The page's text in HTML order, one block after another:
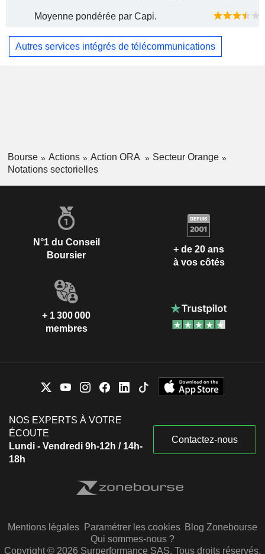
Moyenne pondérée par Capi.
Autres services intégrés de télécommunications
Bourse Actions Action ORA
Secteur Orange
Notations sectorielles
N°1 du Conseil
Boursier
+ de 20 ans
à vos côtés
+ 1 300 000
membres
NOS EXPERTS À VOTRE
ÉCOUTE
Lundi - Vendredi 9h-12h / 14h-
18h
Contactez-nous
Mentions légales Paramétrer les cookies Blog Zonebourse
Qui sommes-nous ?
Copyright © 2026 Surperformance SAS. Tous droits réservés.